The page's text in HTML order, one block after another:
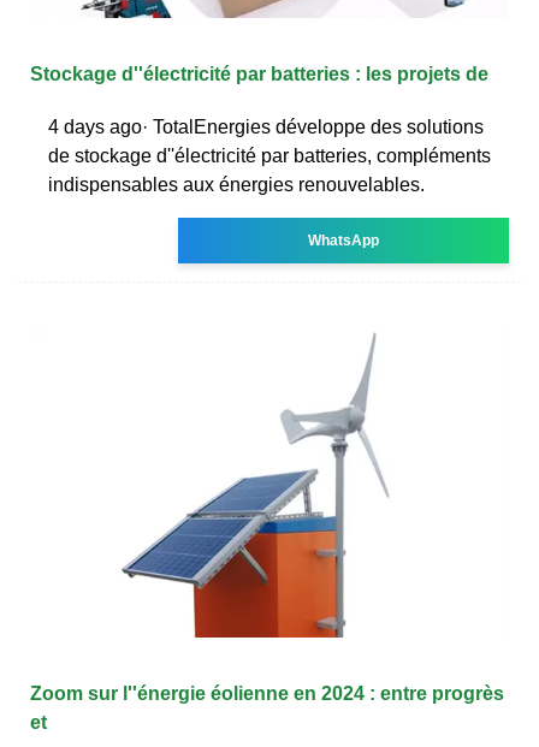
Stockage d''électricité par batteries : les projets de
4 days ago· TotalEnergies développe des solutions
de stockage d''électricité par batteries, compléments
indispensables aux énergies renouvelables.
WhatsApp
Zoom sur l''énergie éolienne en 2024 : entre progrès
et